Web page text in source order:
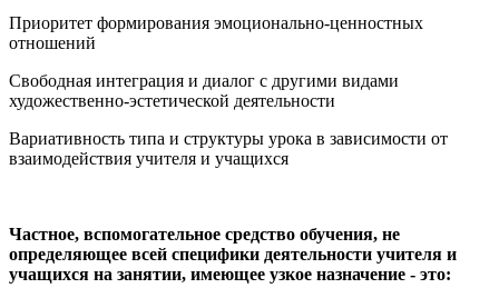
Приоритет формирования эмоционально-ценностных
отношений
Свободная интеграция и диалог с другими видами
художественно-эстетической деятельности
Вариативность типа и структуры урока в зависимости от
взаимодействия учителя и учащихся
Частное, вспомогательное средство обучения, не
определяющее всей специфики деятельности учителя и
учащихся на занятии, имеющее узкое назначение - это: